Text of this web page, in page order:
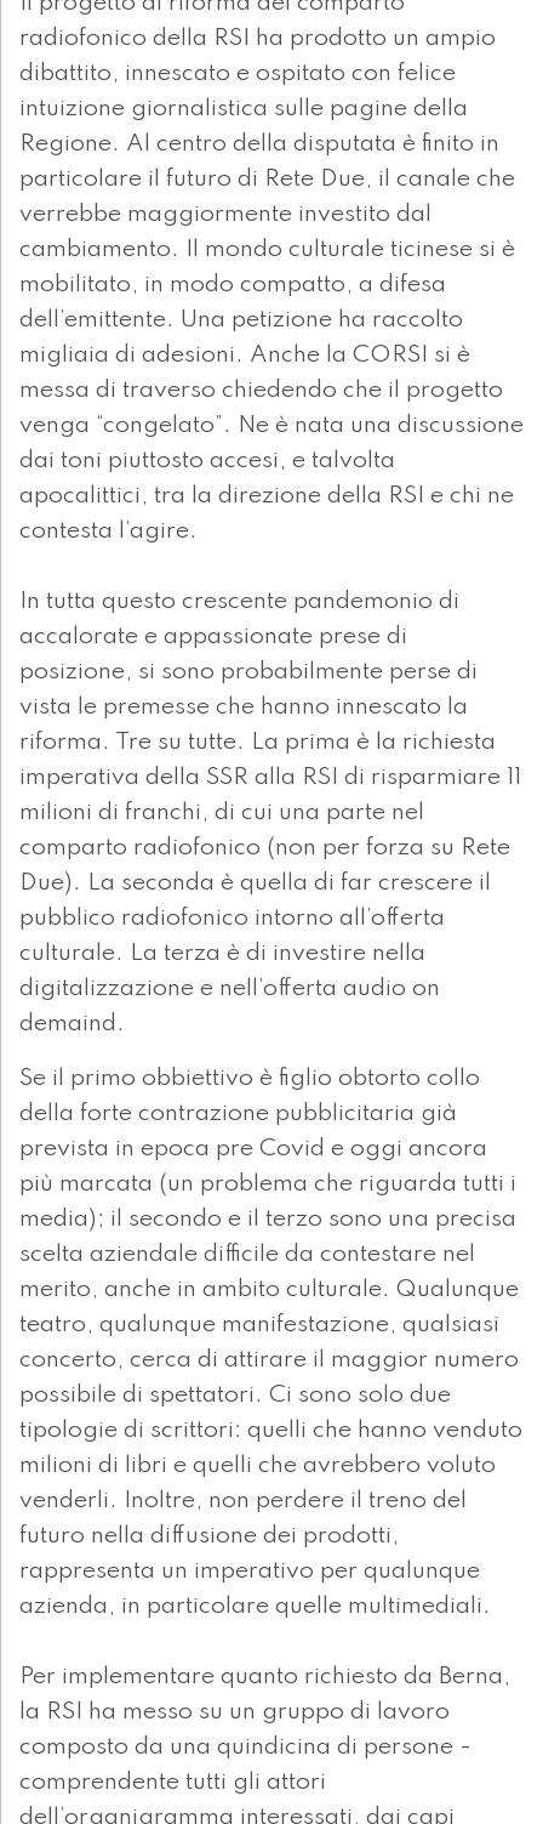
radiofonico della RSI ha prodotto un ampio
dibattito, innescato e ospitato con felice
intuizione giornalistica sulle pagine della
Regione. Al centro della disputata è finito in
particolare il futuro di Rete Due, il canale che
verrebbe maggiormente investito dal
cambiamento. Il mondo culturale ticinese si è
mobilitato, in modo compatto, a difesa
dell’emittente. Una petizione ha raccolto
migliaia di adesioni. Anche la CORSI si è
messa di traverso chiedendo che il progetto
venga “congelato”. Ne è nata una discussione
dai toni piuttosto accesi, e talvolta
apocalittici, tra la direzione della RSI e chi ne
contesta l’agire.
In tutta questo crescente pandemonio di
accalorate e appassionate prese di
posizione, si sono probabilmente perse di
vista le premesse che hanno innescato la
riforma. Tre su tutte. La prima è la richiesta
imperativa della SSR alla RSI di risparmiare 11
milioni di franchi, di cui una parte nel
comparto radiofonico (non per forza su Rete
Due). La seconda è quella di far crescere il
pubblico radiofonico intorno all’offerta
culturale. La terza è di investire nella
digitalizzazione e nell’offerta audio on
demaind.
Se il primo obbiettivo è figlio obtorto collo
della forte contrazione pubblicitaria già
prevista in epoca pre Covid e oggi ancora
più marcata (un problema che riguarda tutti i
media); il secondo e il terzo sono una precisa
scelta aziendale difficile da contestare nel
merito, anche in ambito culturale. Qualunque
teatro, qualunque manifestazione, qualsiasi
concerto, cerca di attirare il maggior numero
possibile di spettatori. Ci sono solo due
tipologie di scrittori: quelli che hanno venduto
milioni di libri e quelli che avrebbero voluto
venderli. Inoltre, non perdere il treno del
futuro nella diffusione dei prodotti,
rappresenta un imperativo per qualunque
azienda, in particolare quelle multimediali.
Per implementare quanto richiesto da Berna,
la RSI ha messo su un gruppo di lavoro
composto da una quindicina di persone -
comprendente tutti gli attori
dell’organigramma interessati, dai capi